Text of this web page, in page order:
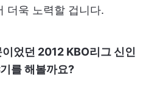
더욱 노력할 겁니다.
었던 2012 KBO리그 신인
를 해볼까요?